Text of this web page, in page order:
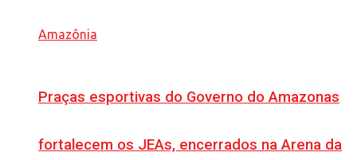
Praças esportivas do Governo do Amazonas
fortalecem os JEAs, encerrados na Arena da